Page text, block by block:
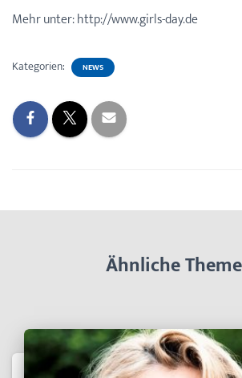
Mehr unter: http://www.girls-day.de
Kategorien: NEWS
Ähnliche